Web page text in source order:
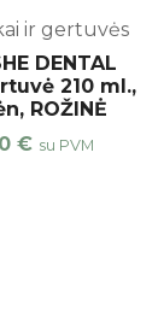
ir gertuvės
DENTAL
210 ml.,
ROŽINĖ
€ su PVM